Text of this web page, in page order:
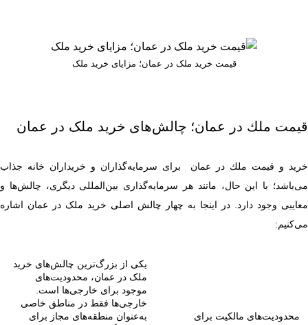
قیمت خرید ملک در عمان؛ مزایای خرید ملک
قیمت ملك در عمان؛ چالش‌های خرید ملک در عمان
خرید و قیمت ملك در عمان برای سرمایه‌گذاران و خریداران خانه جذاب
می‌باشد؛ با این حال، مانند هر سرمایه‌گذاری بین‌المللی دیگری، چالش‌ها و
معایبی وجود دارد. در اینجا به چهار چالش اصلی خرید ملک در عمان اشاره
می‌کنیم:
محدودیت‌های مالکیت برای
یکی از بزرگ‌ترین چالش‌های خرید
ملک در عمان، محدودیت‌های
موجود برای خارجی‌ها است.
خارجی‌ها فقط در مناطق خاصی
به‌عنوان منطقه‌های مجاز برای